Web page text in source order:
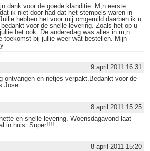
dank voor de goede klanditie. M,n eerste
ik niet door had dat het stempels waren in
hebben het voor mij omgeruild daarben ik u
voor de snelle levering. Zoals het op u
het ook. De anderedag was alles in m,n
toekomst bij jullie weer wat bestellen. Mijn
9 april 2011 16:31
ontvangen en netjes verpakt.Bedankt voor de
Jose.
8 april 2011 15:25
en snelle levering. Woensdagavond laat
in huis. Super!!!!
8 april 2011 15:20